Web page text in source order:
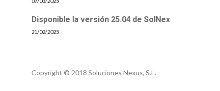
Disponible la versión 25.04 de SolNex
21/02/2025
Copyright © 2018 Soluciones Nexus, S.L.